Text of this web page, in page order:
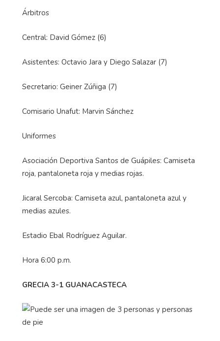
Árbitros
Central: David Gómez (6)
Asistentes: Octavio Jara y Diego Salazar (7)
Secretario: Geiner Zúñiga (7)
Comisario Unafut: Marvin Sánchez
Uniformes
Asociación Deportiva Santos de Guápiles: Camiseta
roja, pantaloneta roja y medias rojas.
Jicaral Sercoba: Camiseta azul, pantaloneta azul y
medias azules.
Estadio Ebal Rodríguez Aguilar.
Hora 6:00 p.m.
GRECIA 3-1 GUANACASTECA